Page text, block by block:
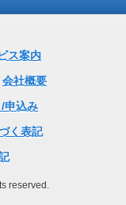
ス案内
会社概要
申込み
く表記
reserved.